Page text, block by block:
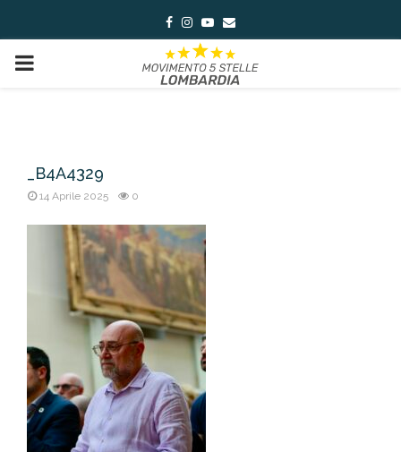
Facebook
Instagram
Youtube
Email
PRIMARY
_B4A4329
14 Aprile 2025 0